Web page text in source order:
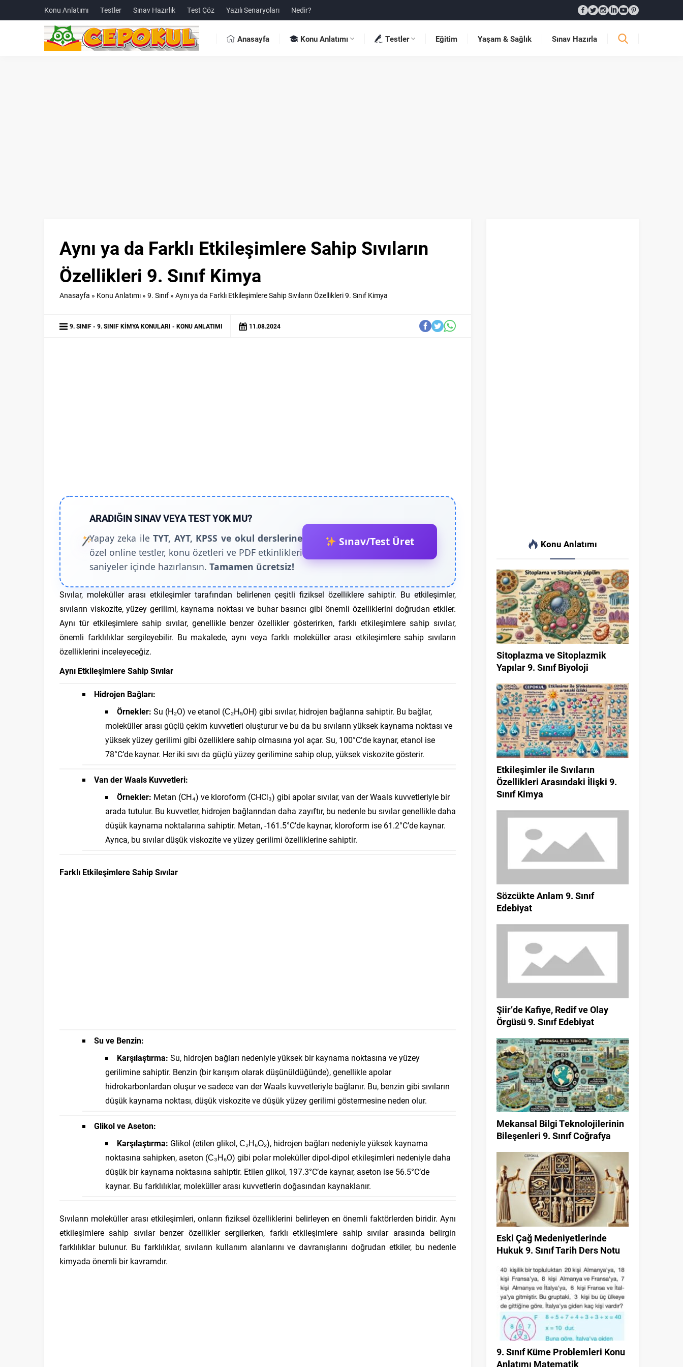
Konu Anlatımı Testler Sınav Hazırlık Test Çöz Yazılı Senaryoları Nedir?
Anasayfa Konu Anlatımı Testler Eğitim Yaşam & Sağlık Sınav Hazırla
Aynı ya da Farklı Etkileşimlere Sahip Sıvıların
Özellikleri 9. Sınıf Kimya
Anasayfa » Konu Anlatımı » 9. Sınıf » Aynı ya da Farklı Etkileşimlere Sahip Sıvıların Özellikleri 9. Sınıf Kimya
9. SINIF 9. SINIF KIMYA KONULARI KONU ANLATIMI 11.08.2024
ARADIĞIN SINAV VEYA TEST YOK MU?
Yapay zeka ileTYT, AYT, KPSS ve okul derslerine
özel online testler, konu özetleri ve PDF etkinlikleri
saniyeler içinde hazırlansın. Tamamen ücretsiz!
Sınav/Test Üret
Sıvılar, moleküller arası etkileşimler tarafından belirlenen çeşitli fiziksel özelliklere sahiptir. Bu etkileşimler,
sıvıların viskozite, yüzey gerilimi, kaynama noktası ve buhar basıncı gibi önemli özelliklerini doğrudan etkiler.
Aynı tür etkileşimlere sahip sıvılar, genellikle benzer özellikler gösterirken, farklı etkileşimlere sahip sıvılar,
önemli farklılıklar sergileyebilir. Bu makalede, aynı veya farklı moleküller arası etkileşimlere sahip sıvıların
özelliklerini inceleyeceğiz.
Aynı Etkileşimlere Sahip Sıvılar
Hidrojen Bağları:
Örnekler: Su (H₂O) ve etanol (C₂H₅OH) gibi sıvılar, hidrojen bağlarına sahiptir. Bu bağlar,
moleküller arası güçlü çekim kuvvetleri oluşturur ve bu da bu sıvıların yüksek kaynama noktası ve
yüksek yüzey gerilimi gibi özelliklere sahip olmasına yol açar. Su, 100°C’de kaynar, etanol ise
78°C’de kaynar. Her iki sıvı da güçlü yüzey gerilimine sahip olup, yüksek viskozite gösterir.
Van der Waals Kuvvetleri:
Örnekler: Metan (CH₄) ve kloroform (CHCl₃) gibi apolar sıvılar, van der Waals kuvvetleriyle bir
arada tutulur. Bu kuvvetler, hidrojen bağlarından daha zayıftır, bu nedenle bu sıvılar genellikle daha
düşük kaynama noktalarına sahiptir. Metan, -161.5°C’de kaynar, kloroform ise 61.2°C’de kaynar.
Ayrıca, bu sıvılar düşük viskozite ve yüzey gerilimi özelliklerine sahiptir.
Farklı Etkileşimlere Sahip Sıvılar
Su ve Benzin:
Karşılaştırma: Su, hidrojen bağları nedeniyle yüksek bir kaynama noktasına ve yüzey
gerilimine sahiptir. Benzin (bir karışım olarak düşünüldüğünde), genellikle apolar
hidrokarbonlardan oluşur ve sadece van der Waals kuvvetleriyle bağlanır. Bu, benzin gibi sıvıların
düşük kaynama noktası, düşük viskozite ve düşük yüzey gerilimi göstermesine neden olur.
Glikol ve Aseton:
Karşılaştırma: Glikol (etilen glikol, C₂H₆O₂), hidrojen bağları nedeniyle yüksek kaynama
noktasına sahipken, aseton (C₃H₆O) gibi polar moleküller dipol-dipol etkileşimleri nedeniyle daha
düşük bir kaynama noktasına sahiptir. Etilen glikol, 197.3°C’de kaynar, aseton ise 56.5°C’de
kaynar. Bu farklılıklar, moleküller arası kuvvetlerin doğasından kaynaklanır.
Sıvıların moleküller arası etkileşimleri, onların fiziksel özelliklerini belirleyen en önemli faktörlerden biridir. Aynı
etkileşimlere sahip sıvılar benzer özellikler sergilerken, farklı etkileşimlere sahip sıvılar arasında belirgin
farklılıklar bulunur. Bu farklılıklar, sıvıların kullanım alanlarını ve davranışlarını doğrudan etkiler, bu nedenle
kimyada önemli bir kavramdır.
Konu Anlatımı
Sitoplazma ve Sitoplazmik
Yapılar 9. Sınıf Biyoloji
Etkileşimler ile Sıvıların
Özellikleri Arasındaki İlişki 9.
Sınıf Kimya
Sözcükte Anlam 9. Sınıf
Edebiyat
Şiir’de Kafiye, Redif ve Olay
Örgüsü 9. Sınıf Edebiyat
Mekansal Bilgi Teknolojilerinin
Bileşenleri 9. Sınıf Coğrafya
Eski Çağ Medeniyetlerinde
Hukuk 9. Sınıf Tarih Ders Notu
9. Sınıf Küme Problemleri Konu
Anlatımı Matematik